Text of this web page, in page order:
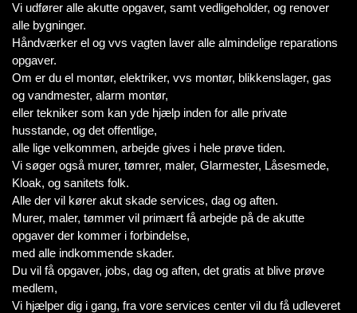
Vi udfører alle akutte opgaver, samt vedligeholder, og renover
alle bygninger.
Håndværker el og vvs vagten laver alle almindelige reparations
opgaver.
Om er du el montør, elektriker, vvs montør, blikkenslager, gas
og vandmester, alarm montør,
eller tekniker som kan yde hjælp inden for alle private
husstande, og det offentlige,
alle lige velkommen, arbejde gives i hele prøve tiden.
Vi søger også murer, tømrer, maler, Glarmester, Låsesmede,
Kloak, og sanitets folk.
Alle der vil kører akut skade services, dag og aften.
Murer, maler, tømmer vil primært få arbejde på de akutte
opgaver der kommer i forbindelse,
med alle indkommende skader.
Du vil få opgaver, jobs, dag og aften, det gratis at blive prøve
medlem,
Vi hjælper dig i gang, fra vore services center vil du få udleveret